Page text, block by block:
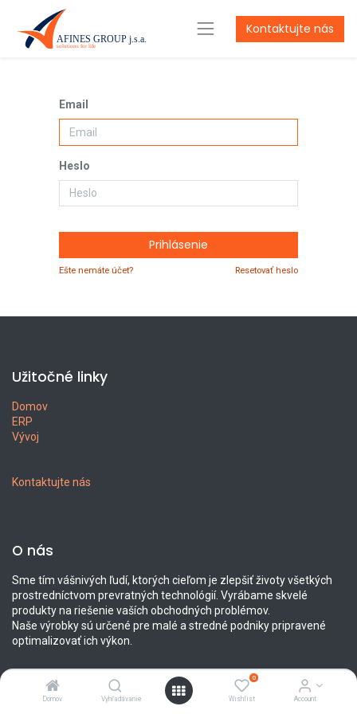
Domov Vyhľadávanie
0
Wishlist Account
Kontaktujte nás
Email
Heslo
Prihlásenie
Ešte nemáte účet? Resetovať heslo
Užitočné linky
Domov
ERP
Vývoj
Kontaktujte nás
O nás
Sme tím vášnivých ľudí, ktorých cieľom je zlepšiť životy všetkých
prostredníctvom prevratných technológií. Vyrábame skvelé
produkty na riešenie vaších obchodných problémov.
Naše výrobky sú určené pre malé a stredné podniky pripravené
optimalizovať ich výkon.
Spojte sa s nami